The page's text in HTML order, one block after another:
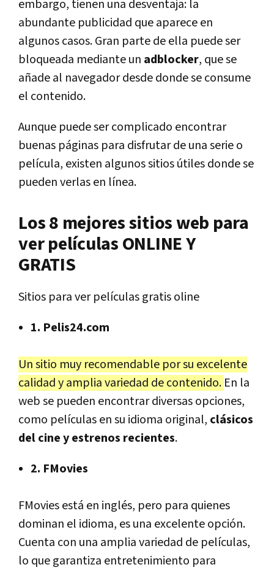
embargo, tienen una desventaja: la
abundante publicidad que aparece en
algunos casos. Gran parte de ella puede ser
bloqueada mediante un adblocker, que se
añade al navegador desde donde se consume
el contenido.
Aunque puede ser complicado encontrar
buenas páginas para disfrutar de una serie o
película, existen algunos sitios útiles donde se
pueden verlas en línea.
Los 8 mejores sitios web para
ver películas ONLINE Y
GRATIS
Sitios para ver películas gratis oline
1. Pelis24.com
Un sitio muy recomendable por su excelente
calidad y amplia variedad de contenido. En la
web se pueden encontrar diversas opciones,
como películas en su idioma original, clásicos
del cine y estrenos recientes.
2. FMovies
FMovies está en inglés, pero para quienes
dominan el idioma, es una excelente opción.
Cuenta con una amplia variedad de películas,
lo que garantiza entretenimiento para